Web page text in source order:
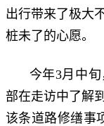
出行带来了极大
桩未了的心愿。
今年3月中
部在走访中了解
该条道路修缮事